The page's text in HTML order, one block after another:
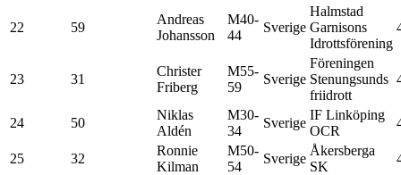
22 59
Andreas
Johansson
M40-
44
Sverige
Halmstad
Garnisons
Idrottsförening
23 31
Christer
Friberg
M55-
59
Sverige
Föreningen
Stenungsunds
friidrott
24 50
Niklas
Aldén
M30-
34
Sverige
IF Linköping
OCR
25 32
Ronnie
Kilman
M50-
54
Sverige
Åkersberga
SK